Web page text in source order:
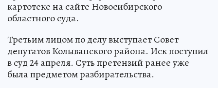
картотеке на сайте Новосибирского
областного суда.
Третьим лицом по делу выступает Совет
депутатов Колыванского района. Иск поступил
в суд 24 апреля. Суть претензий ранее уже
была предметом разбирательства.